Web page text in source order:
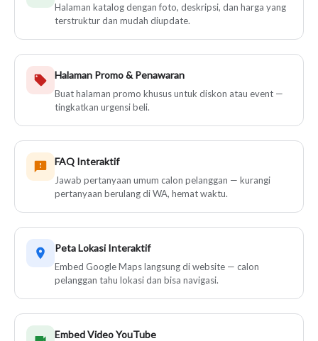
Halaman katalog dengan foto, deskripsi, dan harga yang
terstruktur dan mudah diupdate.
Halaman Promo & Penawaran
Buat halaman promo khusus untuk diskon atau event —
tingkatkan urgensi beli.
FAQ Interaktif
Jawab pertanyaan umum calon pelanggan — kurangi
pertanyaan berulang di WA, hemat waktu.
Peta Lokasi Interaktif
Embed Google Maps langsung di website — calon
pelanggan tahu lokasi dan bisa navigasi.
Embed Video YouTube